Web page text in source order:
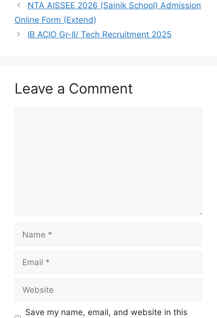
NTA AISSEE 2026 (Sainik School) Admission
Online Form (Extend)
IB ACIO Gr-II/ Tech Recruitment 2025
Leave a Comment
Save my name, email, and website in this